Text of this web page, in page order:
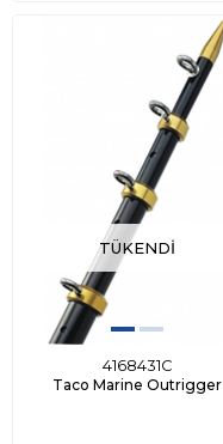
TÜKENDI
4168431C
Taco Marine Outrigger